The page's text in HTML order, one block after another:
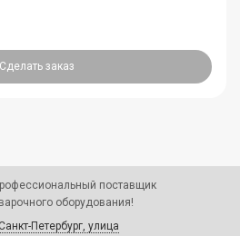
Сделать заказ
поставщик
оборудования!
Санкт-Петербург, улица